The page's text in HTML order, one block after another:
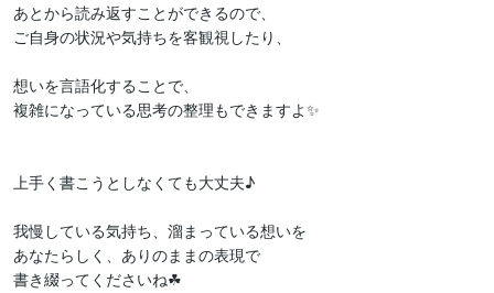
あとから読み返すことができるので、
ご自身の状況や気持ちを客観視したり、
想いを言語化することで、
複雑になっている思考の整理もできますよ✨
上手く書こうとしなくても大丈夫♪
我慢している気持ち、溜まっている想いを
あなたらしく、ありのままの表現で
書き綴ってくださいね☘